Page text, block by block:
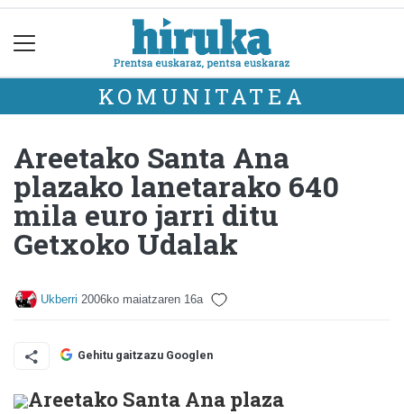
KOMUNITATEA
Areetako Santa Ana
plazako lanetarako 640
mila euro jarri ditu
Getxoko Udalak
Ukberri 2006ko maiatzaren 16a
Gehitu gaitzazu Googlen
Areetako Santa Ana plaza